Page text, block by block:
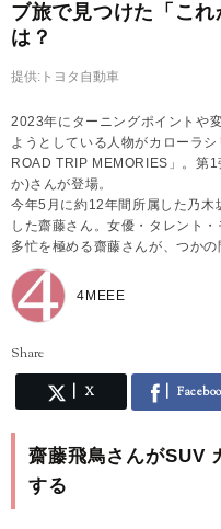
ブ旅で見つけた「こ
は？
提供:トヨタ自動車
2023年にターニングポイントや
ようとしている人物がカローラ
ROAD TRIP MEMORIES」。第
か)さんが登場。
今年5月に約12年間所属した乃木
した齋藤さん。女優・タレント
多忙を極める齋藤さんが、つかの
4MEEE
Share
X
齋藤飛鳥さんがSUV
する